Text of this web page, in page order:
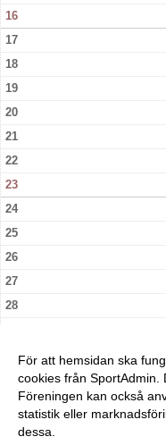
16
17
18
19
20
21
22
23
24
25
26
27
28
För att hemsidan ska
cookies från SportAdmin.
Föreningen kan också
statistik eller
dessa.